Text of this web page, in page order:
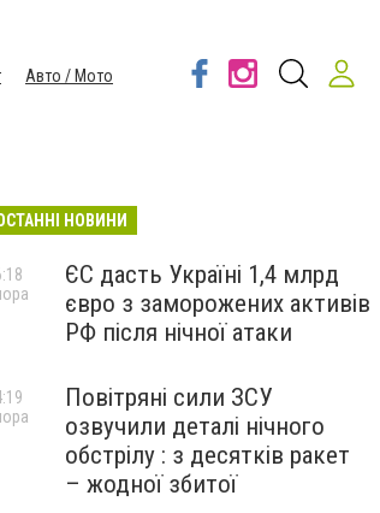
Авто / Мото
НОВИНИ
ЄС дасть Україні 1,4 млрд
євро з заморожених активів
РФ після нічної атаки
Повітряні сили ЗСУ
озвучили деталі нічного
обстрілу : з десятків ракет
– жодної збитої